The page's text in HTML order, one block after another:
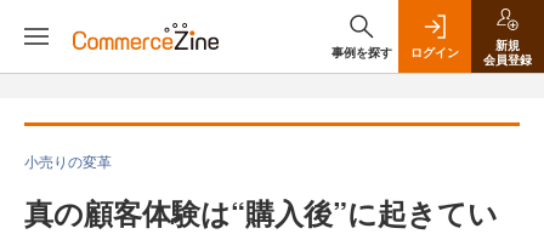
事例を探す ログイン
新規
会員登録
小売りの変革
真の顧客体験は“購入後”に起きてい